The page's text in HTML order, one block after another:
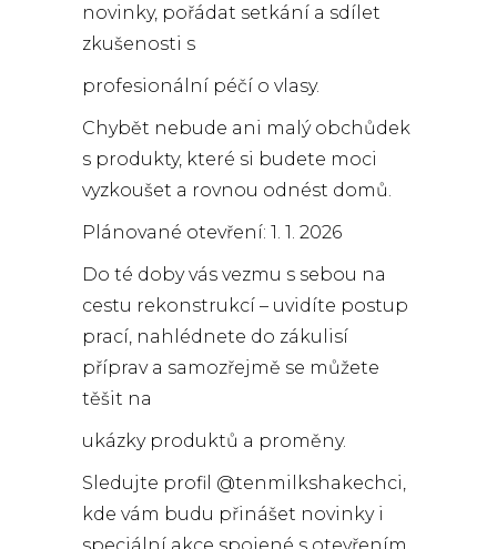
novinky, pořádat setkání a sdílet
zkušenosti s
profesionální péčí o vlasy.
Chybět nebude ani malý obchůdek
s produkty, které si budete moci
vyzkoušet a rovnou odnést domů.
Plánované otevření: 1. 1. 2026
Do té doby vás vezmu s sebou na
cestu rekonstrukcí – uvidíte postup
prací, nahlédnete do zákulisí
příprav a samozřejmě se můžete
těšit na
ukázky produktů a proměny.
Sledujte profil @tenmilkshakechci,
kde vám budu přinášet novinky i